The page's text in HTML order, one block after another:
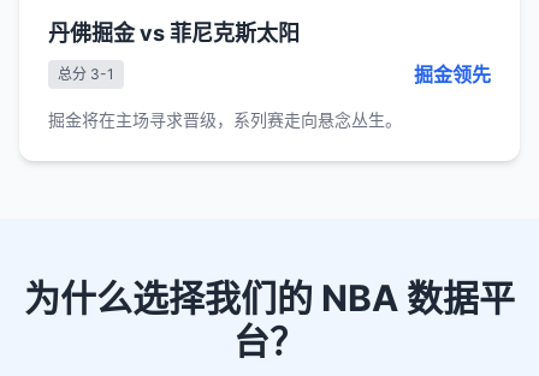
丹佛掘金 vs 菲尼克斯太阳
总分 3-1 掘金领先
掘金将在主场寻求晋级，系列赛走向悬念丛生。
为什么选择我们的 NBA 数据平
台？